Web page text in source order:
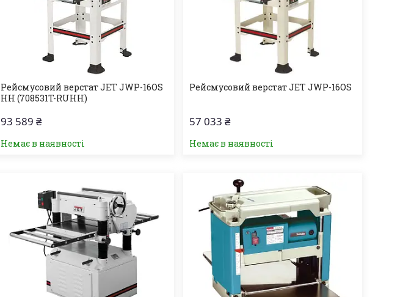
Рейсмусовий верстат JET JWP-16OS
HH (708531T-RUHH)
93 589 ₴
Немає в наявності
Рейсмусовий верстат JET JWP-16OS
57 033 ₴
Немає в наявності